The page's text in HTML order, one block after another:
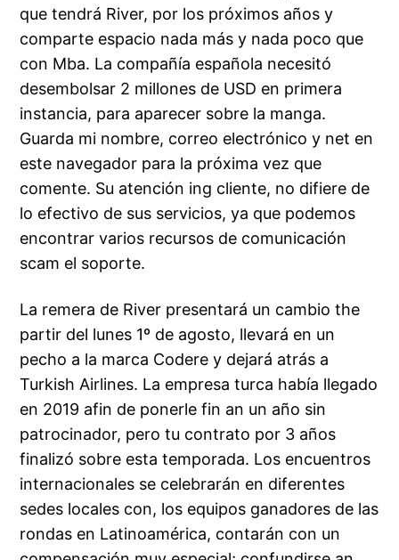
que tendrá River, por los próximos años y
comparte espacio nada más y nada poco que
con Mba. La compañía española necesitó
desembolsar 2 millones de USD en primera
instancia, para aparecer sobre la manga.
Guarda mi nombre, correo electrónico y net en
este navegador para la próxima vez que
comente. Su atención ing cliente, no difiere de
lo efectivo de sus servicios, ya que podemos
encontrar varios recursos de comunicación
scam el soporte.
La remera de River presentará un cambio the
partir del lunes 1º de agosto, llevará en un
pecho a la marca Codere y dejará atrás a
Turkish Airlines. La empresa turca había llegado
en 2019 afin de ponerle fin an un año sin
patrocinador, pero tu contrato por 3 años
finalizó sobre esta temporada. Los encuentros
internacionales se celebrarán en diferentes
sedes locales con, los equipos ganadores de las
rondas en Latinoamérica, contarán con un